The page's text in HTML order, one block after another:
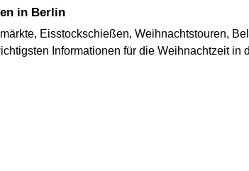
in Berlin
Eisstockschießen, Weihnachtstouren,
Informationen für die Weihnachtzeit in